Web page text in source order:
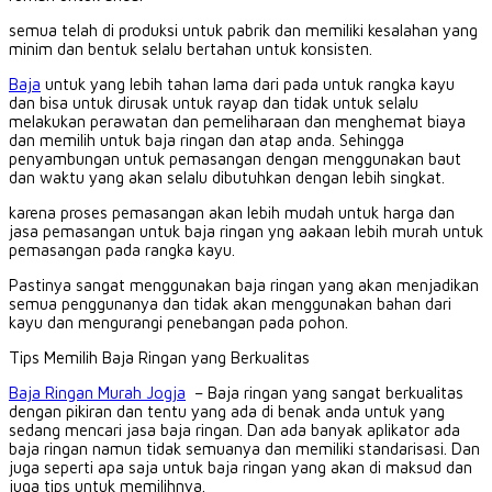
semua telah di produksi untuk pabrik dan memiliki kesalahan yang
minim dan bentuk selalu bertahan untuk konsisten.
Baja untuk yang lebih tahan lama dari pada untuk rangka kayu
dan bisa untuk dirusak untuk rayap dan tidak untuk selalu
melakukan perawatan dan pemeliharaan dan menghemat biaya
dan memilih untuk baja ringan dan atap anda. Sehingga
penyambungan untuk pemasangan dengan menggunakan baut
dan waktu yang akan selalu dibutuhkan dengan lebih singkat.
karena proses pemasangan akan lebih mudah untuk harga dan
jasa pemasangan untuk baja ringan yng aakaan lebih murah untuk
pemasangan pada rangka kayu.
Pastinya sangat menggunakan baja ringan yang akan menjadikan
semua penggunanya dan tidak akan menggunakan bahan dari
kayu dan mengurangi penebangan pada pohon.
Tips Memilih Baja Ringan yang Berkualitas
Baja Ringan Murah Jogja – Baja ringan yang sangat berkualitas
dengan pikiran dan tentu yang ada di benak anda untuk yang
sedang mencari jasa baja ringan. Dan ada banyak aplikator ada
baja ringan namun tidak semuanya dan memiliki standarisasi. Dan
juga seperti apa saja untuk baja ringan yang akan di maksud dan
juga tips untuk memilihnya.